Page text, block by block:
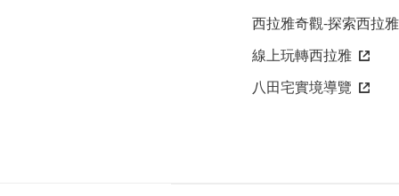
西拉雅奇觀-探索西拉
線上玩轉西拉雅
八田宅實境導覽